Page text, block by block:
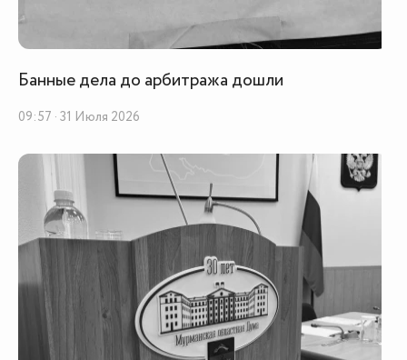
Банные дела до арбитража дошли
09:57 · 31 Июля 2026